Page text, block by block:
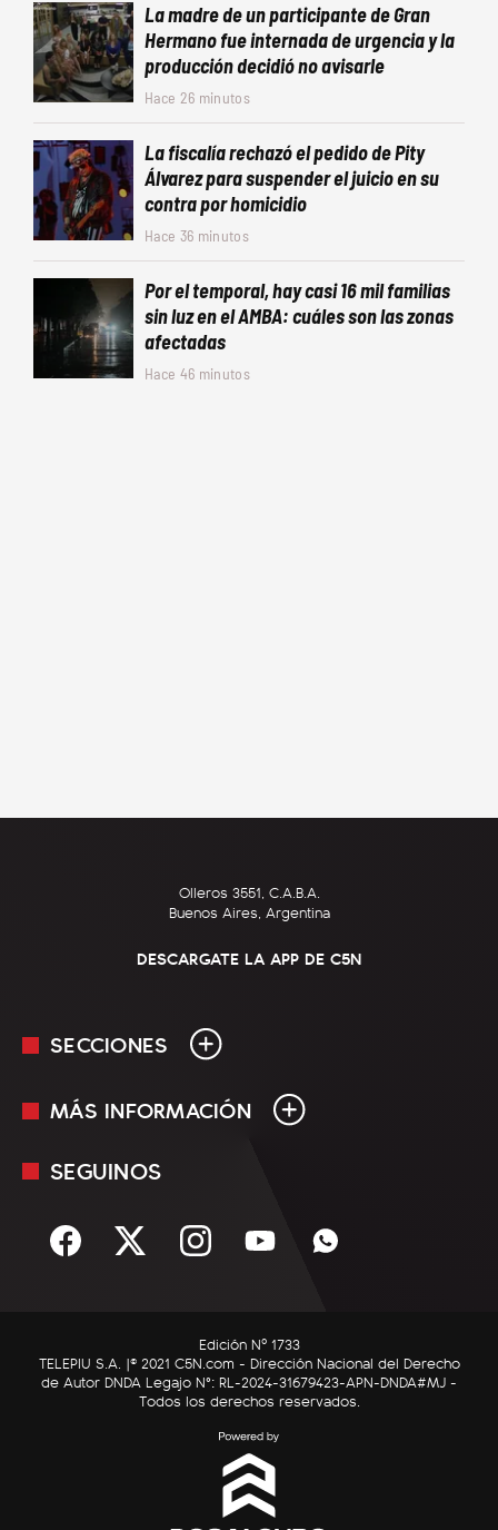
La madre de un participante de Gran
Hermano fue internada de urgencia y la
producción decidió no avisarle
Hace 26 minutos
La fiscalía rechazó el pedido de Pity
Álvarez para suspender el juicio en su
contra por homicidio
Hace 36 minutos
Por el temporal, hay casi 16 mil familias
sin luz en el AMBA: cuáles son las zonas
afectadas
Hace 46 minutos
Olleros 3551, C.A.B.A.
Buenos Aires, Argentina
DESCARGATE LA APP DE C5N
SECCIONES
En Vivo
Sociedad
C5N Autos
RatingCero
MÁS INFORMACIÓN
Mediakit
Términos y condiciones
SEGUINOS
Edición Nº 1733
TELEPIU S.A. |© 2021 C5N.com - Dirección Nacional del Derecho
de Autor DNDA Legajo N°: RL-2024-31679423-APN-DNDA#MJ -
Todos los derechos reservados.